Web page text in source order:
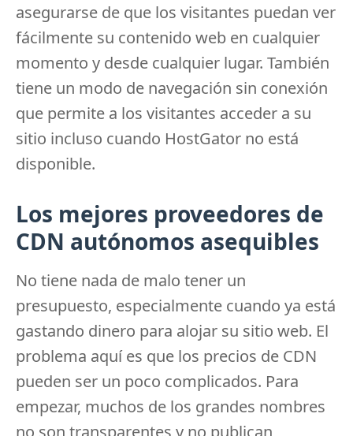
asegurarse de que los visitantes puedan ver
fácilmente su contenido web en cualquier
momento y desde cualquier lugar. También
tiene un modo de navegación sin conexión
que permite a los visitantes acceder a su
sitio incluso cuando HostGator no está
disponible.
Los mejores proveedores de
CDN autónomos asequibles
No tiene nada de malo tener un
presupuesto, especialmente cuando ya está
gastando dinero para alojar su sitio web. El
problema aquí es que los precios de CDN
pueden ser un poco complicados. Para
empezar, muchos de los grandes nombres
no son transparentes y no publican